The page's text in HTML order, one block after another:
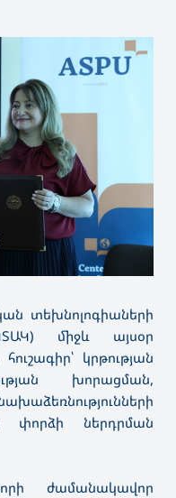
տեխնոլոգիաների
միջև այսօր
կրթության
խորացման,
փորձի ներդրման
ժամանակավոր